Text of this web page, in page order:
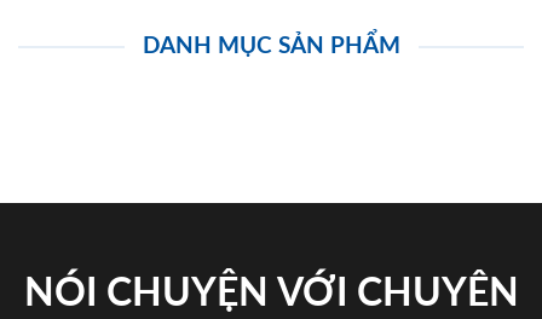
DANH MỤC SẢN PHẨM
NÓI CHUYỆN VỚI CHUYÊN